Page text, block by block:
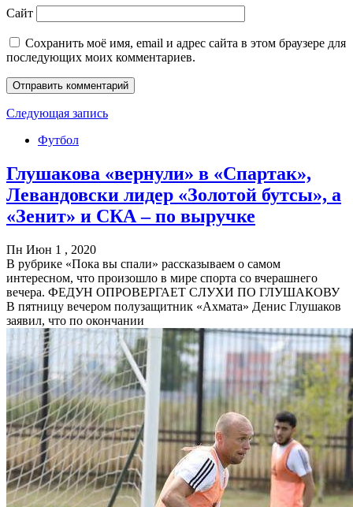
Сайт
Сохранить моё имя, email и адрес сайта в этом браузере для
последующих моих комментариев.
Следующая запись
Футбол
Глушакова «вернули» в «Спартак»,
Левандовски лидер «Золотой бутсы», а
«Зенит» и СКА – по выручке
Пн Июн 1 , 2020
В рубрике «Пока вы спали» рассказываем о самом
интересном, что произошло в мире спорта со вчерашнего
вечера. ФЕДУН ОПРОВЕРГАЕТ СЛУХИ ПО ГЛУШАКОВУ
В пятницу вечером полузащитник «Ахмата» Денис Глушаков
заявил, что по окончании